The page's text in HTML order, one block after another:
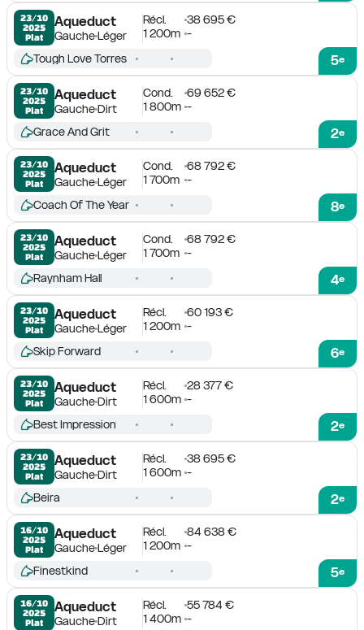
23/10
2025
Plat
Aqueduct
GaucheLéger
Récl.
38 695 €
1 200m -
5e
Tough Love Torres
23/10
2025
Plat
Aqueduct
GaucheDirt
Cond.
69 652 €
1 800m -
2e
Grace And Grit
23/10
2025
Plat
Aqueduct
GaucheLéger
Cond.
68 792 €
1 700m -
8e
Coach Of The Year
23/10
2025
Plat
Aqueduct
GaucheLéger
Cond.
68 792 €
1 700m -
4e
Raynham Hall
23/10
2025
Plat
Aqueduct
GaucheLéger
Récl.
60 193 €
1 200m -
6e
Skip Forward
23/10
2025
Plat
Aqueduct
GaucheDirt
Récl.
28 377 €
1 600m -
2e
Best Impression
23/10
2025
Plat
Aqueduct
GaucheDirt
Récl.
38 695 €
1 600m -
2e
Beira
16/10
2025
Plat
Aqueduct
GaucheLéger
Récl.
84 638 €
1 200m -
5e
Finestkind
16/10
2025
Plat
Aqueduct
GaucheDirt
Récl.
55 784 €
1 400m -